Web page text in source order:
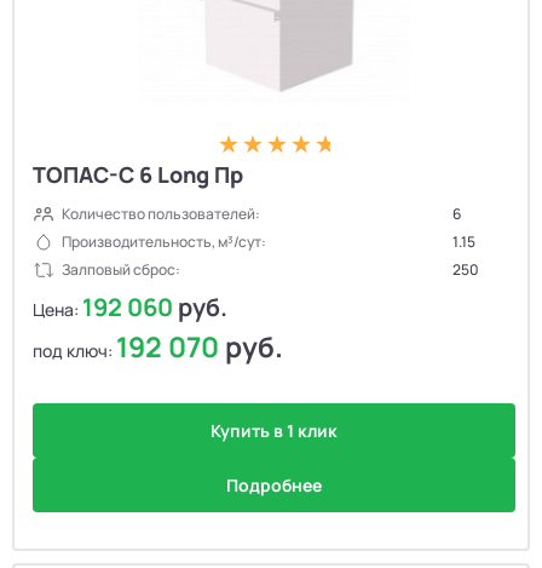
ТОПАС-С 6 Long Пр
Количество пользователей:
6
Производительность, м³/сут:
1.15
Залповый сброс:
250
Цена: 192 060 руб.
под ключ: 192 070 руб.
Купить в 1 клик
Подробнее